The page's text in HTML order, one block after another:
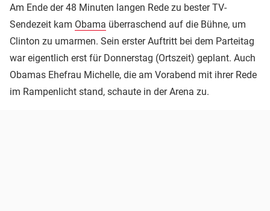
Am Ende der 48 Minuten langen Rede zu bester TV-
Sendezeit kam Obama überraschend auf die Bühne, um
Clinton zu umarmen. Sein erster Auftritt bei dem Parteitag
war eigentlich erst für Donnerstag (Ortszeit) geplant. Auch
Obamas Ehefrau Michelle, die am Vorabend mit ihrer Rede
im Rampenlicht stand, schaute in der Arena zu.